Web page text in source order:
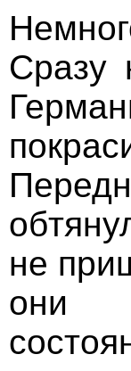
Сразу
не
они